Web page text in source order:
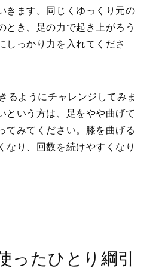
きます。同じくゆっくり元の
とき、足の力で起き上がろう
しっかり力を入れてくださ
るようにチャレンジしてみま
という方は、足をやや曲げて
てみてください。膝を曲げる
なり、回数を続けやすくなり
ったひとり綱引